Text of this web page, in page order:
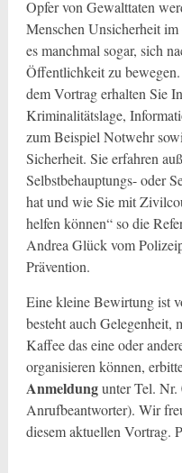
Opfer von Gewalttaten
Menschen Unsicherheit
es manchmal sogar, sich
Öffentlichkeit zu bewegen.
dem Vortrag erhalten Sie
Kriminalitätslage,
zum Beispiel Notwehr
Sicherheit. Sie erfahren
Selbstbehauptungs- oder
hat und wie Sie mit
helfen können“ so die
Andrea Glück vom
Prävention.
Eine kleine Bewirtung ist
besteht auch Gelegenheit,
Kaffee das eine oder
organisieren können,
Anmeldungunter Tel. Nr.
Anrufbeantworter). Wir
diesem aktuellen Vortrag.